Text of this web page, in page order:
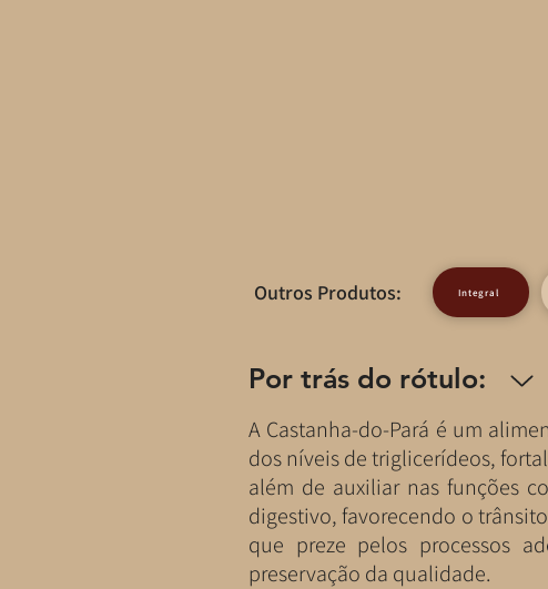
Outros Produtos: Integral
Por trás do rótulo:
A Castanha-do-Pará é um
dos níveis de triglicerídeos,
além de auxiliar nas funções
digestivo, favorecendo o
que preze pelos processos
preservação da qualidade.